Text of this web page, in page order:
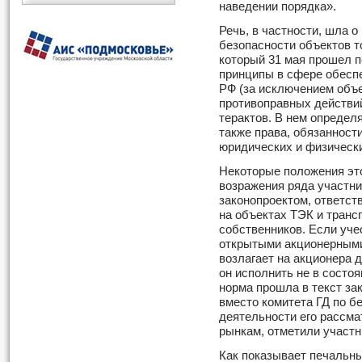
наведении порядка».
Речь, в частности, шла о
безопасности объектов
который 31 мая прошел
принципы в сфере
РФ (за исключением
противоправных
терактов. В нем
также права,
юридических и
Некоторые положения
возражения ряда
законопроектом,
на объектах ТЭК и
собственников. Если
открытыми
возлагает на акционера
он исполнить не в
норма прошла в текст
вместо комитета ГД по
деятельности его
рынкам, отметили
Как показывает